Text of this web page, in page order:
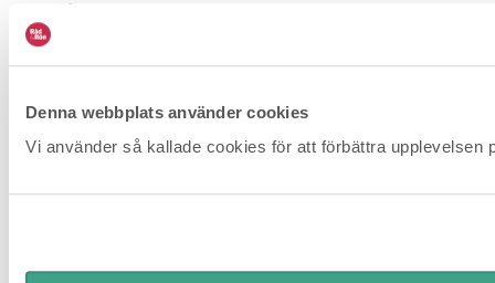
Denna webbplats använder cookies
Vi använder så kallade cookies för att förbättra upplevelsen
Vår personuppgiftspolicy
Copyright © 2026 Råd & Rön. All vidarepublicering av Råd &
Röns material - testresultat, tabeller, text, bild och liknande - är